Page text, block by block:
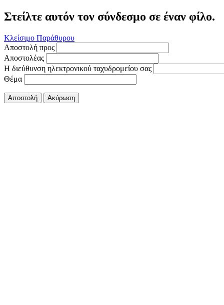
Στείλτε αυτόν τον σύνδεσμο σε έναν φίλο.
Κλείσιμο Παράθυρου
Αποστολή προς
Αποστολέας
Η διεύθυνση ηλεκτρονικού ταχυδρομείου σας
Θέμα
Αποστολή Ακύρωση